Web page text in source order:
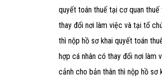
quyết toán thuế tại cơ quan
thay đổi nơi làm việc và tại tổ
thì nộp hồ sơ khai quyết toán
hợp cá nhân có thay đổi nơi làm
cảnh cho bản thân thì nộp hồ